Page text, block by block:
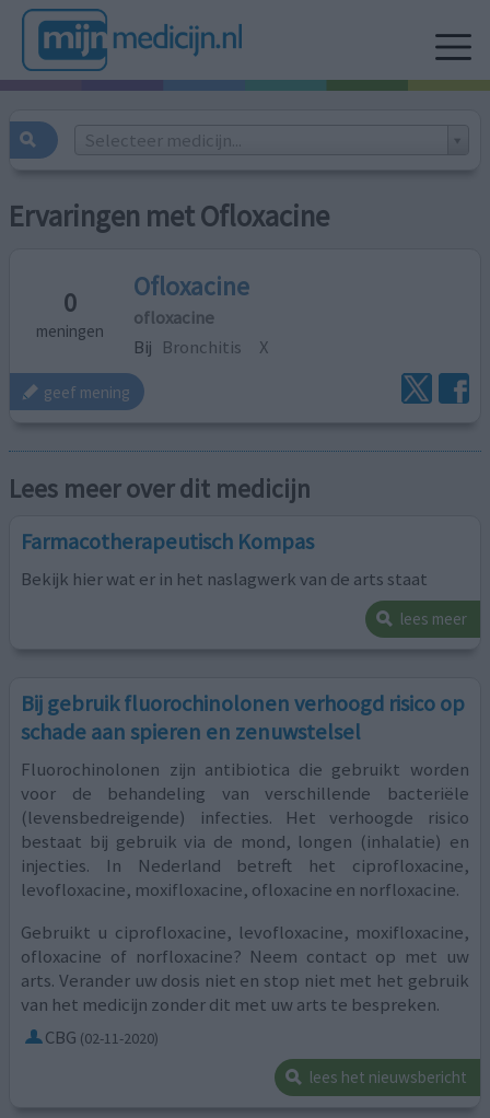
Selecteer medicijn...
Ervaringen met Ofloxacine
0
meningen
Ofloxacine
ofloxacine
Bij Bronchitis X
geef mening
Lees meer over dit medicijn
Farmacotherapeutisch Kompas
Bekijk hier wat er in het naslagwerk van de arts staat
lees meer
Bij gebruik fluorochinolonen verhoogd risico op
schade aan spieren en zenuwstelsel
Fluorochinolonen zijn antibiotica die gebruikt worden
voor de behandeling van verschillende bacteriële
(levensbedreigende) infecties. Het verhoogde risico
bestaat bij gebruik via de mond, longen (inhalatie) en
injecties. In Nederland betreft het ciprofloxacine,
levofloxacine, moxifloxacine, ofloxacine en norfloxacine.
Gebruikt u ciprofloxacine, levofloxacine, moxifloxacine,
ofloxacine of norfloxacine? Neem contact op met uw
arts. Verander uw dosis niet en stop niet met het gebruik
van het medicijn zonder dit met uw arts te bespreken.
CBG (02-11-2020)
lees het nieuwsbericht